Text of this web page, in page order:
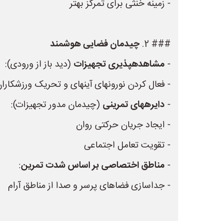
- زمینه خنثی برای تمرکز بهتر
### 2.
چیدمان فضایی هوشمند
- مشاهدهپذیری تجهیزات (دید باز از ورودی):
- فعال کردن نورونهای آینهای و تحریک
- دایرههای تمرینی (چیدمان مدور تجهیزات):
- ایجاد جریان حرکتی روان
- تقویت تعامل اجتماعی
- مناطق اختصاصی بر اساس شدت تمرین:
- جداسازی فضاهای پرسر و صدا از مناطق آرام